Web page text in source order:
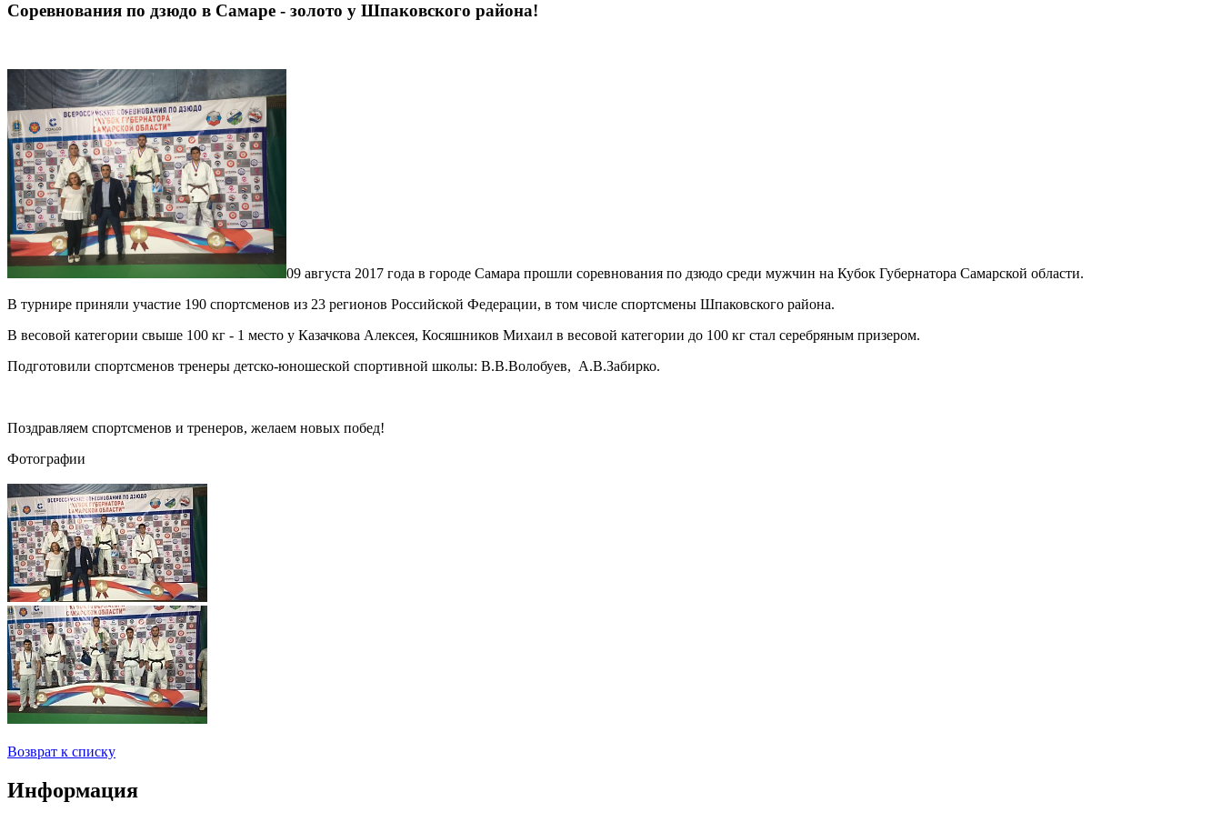
Соревнования по дзюдо в Самаре - золото у Шпаковского района!
09 августа 2017 года в городе Самара прошли соревнования по дзюдо среди мужчин на Кубок Губернатора Самарской области.
В турнире приняли участие 190 спортсменов из 23 регионов Российской Федерации, в том числе спортсмены Шпаковского района.
В весовой категории свыше 100 кг - 1 место у Казачкова Алексея, Косяшников Михаил в весовой категории до 100 кг стал серебряным призером.
Подготовили спортсменов тренеры детско-юношеской спортивной школы: В.В.Волобуев, А.В.Забирко.
Поздравляем спортсменов и тренеров, желаем новых побед!
Фотографии
Возврат к списку
Информация